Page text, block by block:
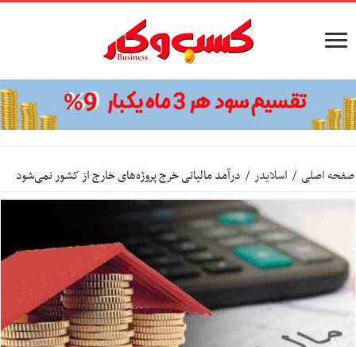
صفحه اصلی / اسلایدر / درآمد مالیاتی خرج پروژه‌های خارج از کشور نمی‌شود